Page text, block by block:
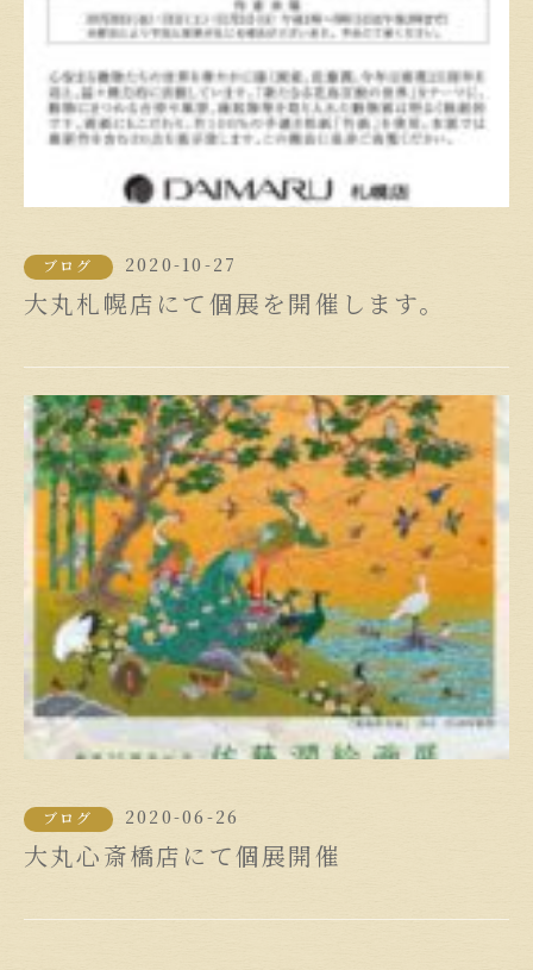
ブログ 2020-10-27
大丸札幌店にて個展を開催します。
ブログ 2020-06-26
大丸心斎橋店にて個展開催